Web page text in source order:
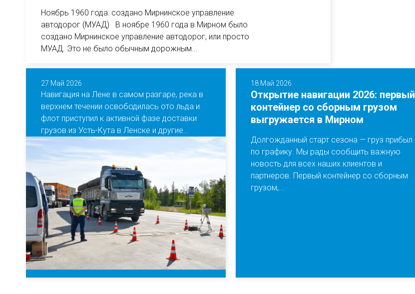
Ноябрь 1960 года: создано Мирнинское управление
автодорог (МУАД) В ноябре 1960 года в Мирном было
создано Мирнинское управление автодорог, или просто
МУАД. Это не было обычным дорожным...
27 Май 2026
Навигация на Лене в самом разгаре, река в
верхнем течении освободилась ото льда и
флот приступил к активной фазе доставки
грузов из Усть-Кута в Ленске и другие...
18 Май 2026
Открытие навигации 2026: первый
контейнер со сборным грузом
выгружается в Мирном
Долгожданный старт сезона — груз прибыл
по графику. Мы рады сообщить важную
новость для всех наших клиентов и
партнеров. Первый контейнер со сборным
грузом,...